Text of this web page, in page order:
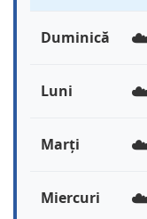
Duminică
Luni
Marți
Miercuri